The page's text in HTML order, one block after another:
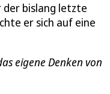
bislang letzte
er sich auf eine
eigene Denken von